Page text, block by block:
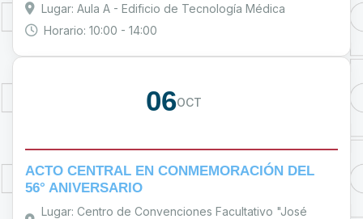
Lugar: Aula A - Edificio de Tecnología Médica
Horario: 10:00 - 14:00
06OCT
ACTO CENTRAL EN CONMEMORACIÓN DEL
56° ANIVERSARIO
Lugar: Centro de Convenciones Facultativo "José